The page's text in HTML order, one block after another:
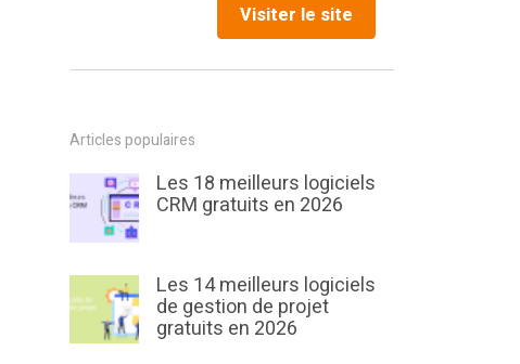
Visiter le site
Articles populaires
Les 18 meilleurs logiciels
CRM gratuits en 2026
Les 14 meilleurs logiciels
de gestion de projet
gratuits en 2026